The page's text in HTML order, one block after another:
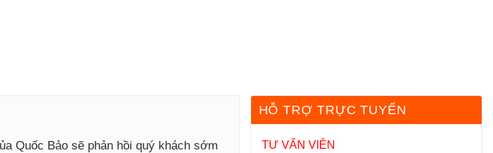
Quốc Bảo sẽ phản hồi quý khách sớm
HỖ TRỢ TRỰC TUYẾN
TƯ VẤN VIÊN